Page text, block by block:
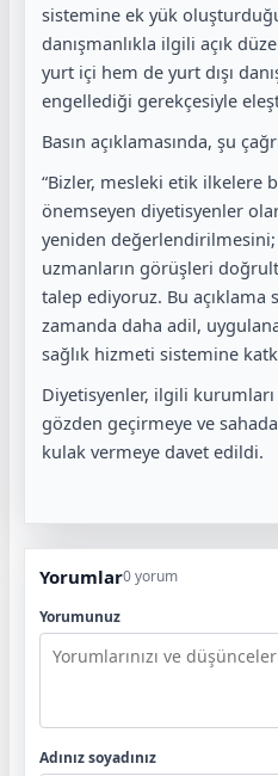
sistemine ek yük
danışmanlıkla ilgili açık
yurt içi hem de yurt dışı
engellediği gerekçesiyle
Basın açıklamasında, şu
“Bizler, mesleki etik ilkelere
önemseyen diyetisyenler
yeniden değerlendirilmesini;
uzmanların görüşleri
talep ediyoruz. Bu açıklama
zamanda daha adil,
sağlık hizmeti sistemine
Diyetisyenler, ilgili
gözden geçirmeye ve
kulak vermeye davet edildi.
Yorumlar0 yorum
Yorumunuz
Adınız soyadınız